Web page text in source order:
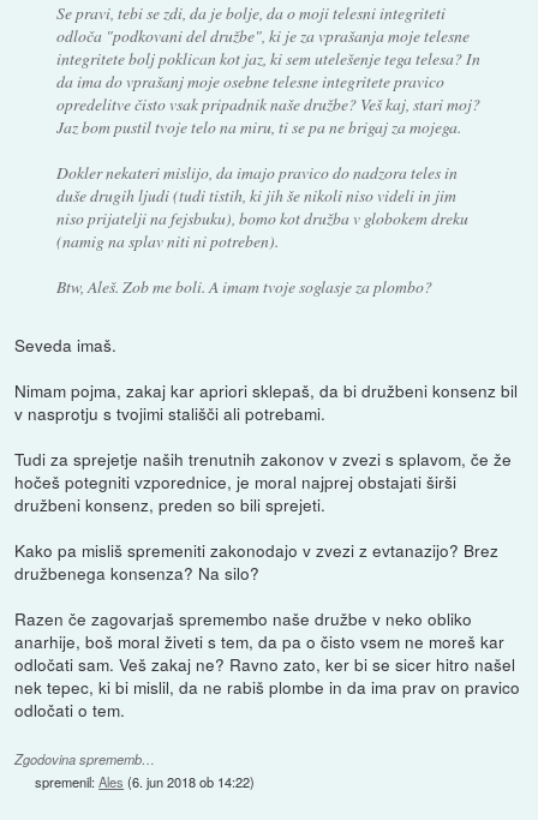
Se pravi, tebi se zdi, da je bolje, da o moji telesni integriteti
odloča "podkovani del družbe", ki je za vprašanja moje telesne
integritete bolj poklican kot jaz, ki sem utelešenje tega telesa? In
da ima do vprašanj moje osebne telesne integritete pravico
opredelitve čisto vsak pripadnik naše družbe? Veš kaj, stari moj?
Jaz bom pustil tvoje telo na miru, ti se pa ne brigaj za mojega.
Dokler nekateri mislijo, da imajo pravico do nadzora teles in
duše drugih ljudi (tudi tistih, ki jih še nikoli niso videli in jim
niso prijatelji na fejsbuku), bomo kot družba v globokem dreku
(namig na splav niti ni potreben).
Btw, Aleš. Zob me boli. A imam tvoje soglasje za plombo?
Seveda imaš.
Nimam pojma, zakaj kar apriori sklepaš, da bi družbeni konsenz bil
v nasprotju s tvojimi stališči ali potrebami.
Tudi za sprejetje naših trenutnih zakonov v zvezi s splavom, če že
hočeš potegniti vzporednice, je moral najprej obstajati širši
družbeni konsenz, preden so bili sprejeti.
Kako pa misliš spremeniti zakonodajo v zvezi z evtanazijo? Brez
družbenega konsenza? Na silo?
Razen če zagovarjaš spremembo naše družbe v neko obliko
anarhije, boš moral živeti s tem, da pa o čisto vsem ne moreš kar
odločati sam. Veš zakaj ne? Ravno zato, ker bi se sicer hitro našel
nek tepec, ki bi mislil, da ne rabiš plombe in da ima prav on pravico
odločati o tem.
Zgodovina sprememb…
spremenil:Ales (6. jun 2018 ob 14:22)